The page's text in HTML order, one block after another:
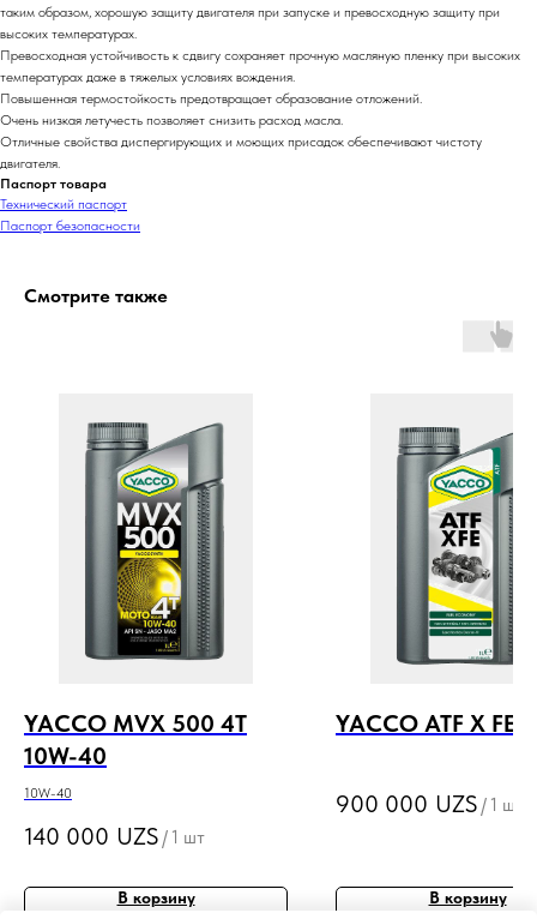
таким образом, хорошую защиту двигателя при запуске и превосходную защиту при
высоких температурах.
Превосходная устойчивость к сдвигу сохраняет прочную масляную пленку при высоких
температурах даже в тяжелых условиях вождения.
Повышенная термостойкость предотвращает образование отложений.
Очень низкая летучесть позволяет снизить расход масла.
Отличные свойства диспергирующих и моющих присадок обеспечивают чистоту
двигателя.
Паспорт товара
Технический паспорт
Паспорт безопасности
Смотрите также
YACCO MVX 500 4T
10W-40
10W-40
140 000 UZS / 1 шт
В корзину
YACCO ATF X FE
900 000 UZS / 1 шт
В корзину